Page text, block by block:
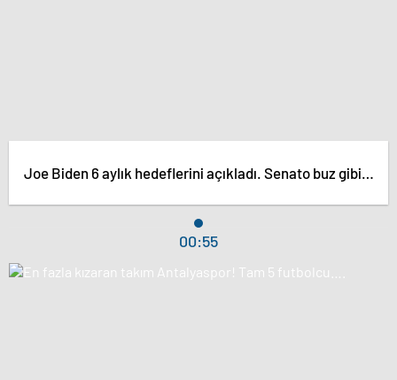
Joe Biden 6 aylık hedeflerini açıkladı. Senato buz gibi…
00:55